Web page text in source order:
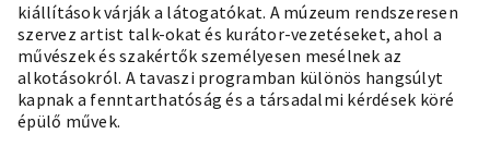
kiállítások várják a látogatókat. A múzeum rendszeresen
szervez artist talk-okat és kurátor-vezetéseket, ahol a
művészek és szakértők személyesen mesélnek az
alkotásokról. A tavaszi programban különös hangsúlyt
kapnak a fenntarthatóság és a társadalmi kérdések köré
épülő művek.